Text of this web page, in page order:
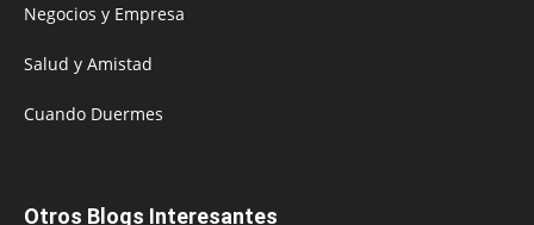
Negocios y Empresa
Salud y Amistad
Cuando Duermes
Otros Blogs Interesantes